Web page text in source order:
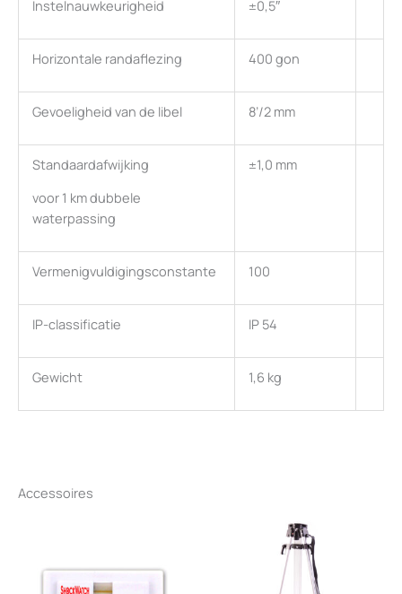
Instelnauwkeurigheid ±0,5″
Horizontale randaflezing 400 gon
Gevoeligheid van de libel 8’/2 mm
Standaardafwijking
voor 1 km dubbele
waterpassing
±1,0 mm
Vermenigvuldigingsconstante 100
IP-classificatie IP 54
Gewicht 1,6 kg
Accessoires